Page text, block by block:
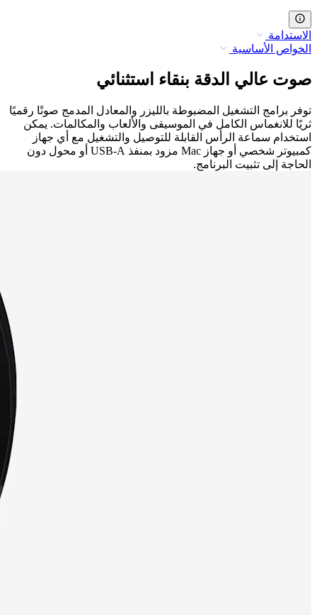
الاستدامة
الخواص الأساسية
صوت عالي الدقة بنقاء استثنائي
توفر برامج التشغيل المضبوطة بالليزر والمعادل المدمج صوتًا رقميًا
ثريًا للانغماس الكامل في الموسيقى والألعاب والمكالمات. يمكن
استخدام سماعة الرأس القابلة للتوصيل والتشغيل مع أي جهاز
كمبيوتر شخصي أو جهاز Mac مزود بمنفذ USB-A أو محول دون
الحاجة إلى تثبيت البرنامج.